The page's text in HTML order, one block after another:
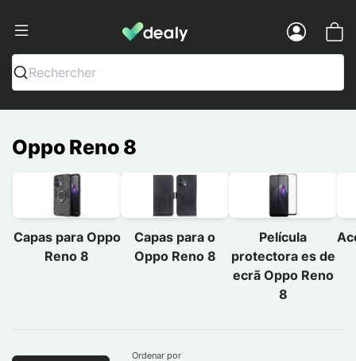
Dealy - Capas e acessórios para
Rechercher
Oppo Reno 8
Capas para Oppo
Reno 8
Capas para o
Oppo Reno 8
Película
protectora es de
ecrã Oppo Reno
8
Ordenar por